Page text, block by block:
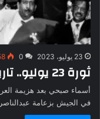
23 يوليو، 2023 0
ثورة 23 يوليو.. تاريخ فاصل في حياة المصريين
في الجيش بزعامة